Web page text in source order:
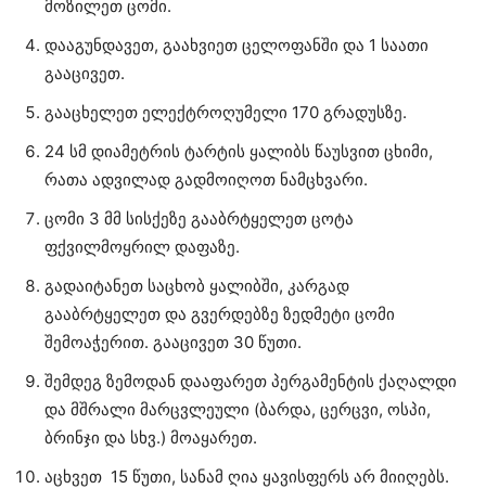
მოზილეთ ცომი.
დააგუნდავეთ, გაახვიეთ ცელოფანში და 1 საათი
გააცივეთ.
გააცხელეთ ელექტროღუმელი 170 გრადუსზე.
24 სმ დიამეტრის ტარტის ყალიბს წაუსვით ცხიმი,
რათა ადვილად გადმოიღოთ ნამცხვარი.
ცომი 3 მმ სისქეზე გააბრტყელეთ ცოტა
ფქვილმოყრილ დაფაზე.
გადაიტანეთ საცხობ ყალიბში, კარგად
გააბრტყელეთ და გვერდებზე ზედმეტი ცომი
შემოაჭერით. გააცივეთ 30 წუთი.
შემდეგ ზემოდან დააფარეთ პერგამენტის ქაღალდი
და მშრალი მარცვლეული (ბარდა, ცერცვი, ოსპი,
ბრინჯი და სხვ.) მოაყარეთ.
აცხვეთ 15 წუთი, სანამ ღია ყავისფერს არ მიიღებს.